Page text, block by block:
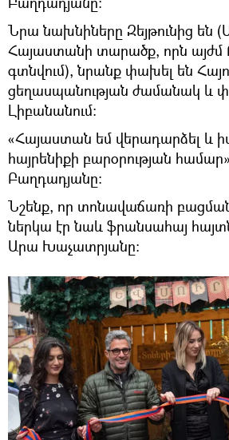
Նրա նախնիները Զեյթունից են
Հայաստանի տարածք, որն այժմ
գտնվում), նրանք փախել են
ցեղասպանության ժամանակ և
Լիբանանում։
«Հայաստան եմ վերադարձել և
հայրենիքի բարօրության
Բաղդադյանը։
Նշենք, որ տոնավաճառի
ներկա էր նաև ֆրանսահայ
Արա Խաչատրյանը։